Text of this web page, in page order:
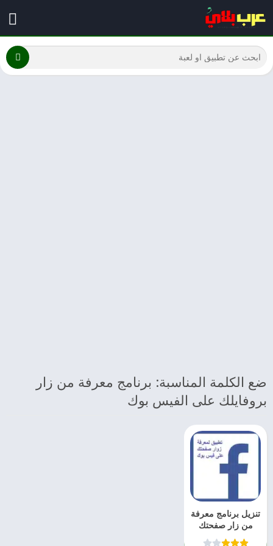
ضع الكلمة المناسبة: برنامج معرفة من زار
بروفايلك على الفيس بوك
تنزيل برنامج معرفة
من زار صفحتك
على الفيس بوك